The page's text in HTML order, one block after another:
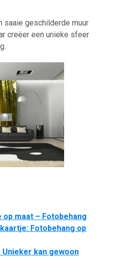
saaie geschilderde muur
creëer een unieke sfeer
maat – Fotobehang
Fotobehang op
Unieker kan gewoon